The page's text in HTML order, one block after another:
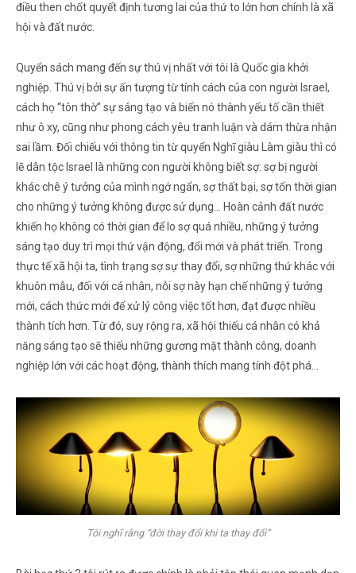
điều then chốt quyết định tương lai của thứ to lớn hơn chính là xã
hội và đất nước.
Quyển sách mang đến sự thú vị nhất với tôi là Quốc gia khởi
nghiệp. Thú vị bởi sự ấn tượng từ tính cách của con người Israel,
cách họ “tôn thờ” sự sáng tạo và biến nó thành yếu tố cần thiết
như ô xy, cũng như phong cách yêu tranh luận và dám thừa nhận
sai lầm. Đối chiếu với thông tin từ quyển Nghĩ giàu Làm giàu thì có
lẽ dân tộc Israel là những con người không biết sợ: sợ bị người
khác chê ý tưởng của mình ngớ ngẩn, sợ thất bại, sợ tốn thời gian
cho những ý tưởng không được sử dụng… Hoàn cảnh đất nước
khiến họ không có thời gian để lo sợ quá nhiều, những ý tưởng
sáng tạo duy trì mọi thứ vận động, đổi mới và phát triển. Trong
thực tế xã hội ta, tình trạng sợ sự thay đổi, sợ những thứ khác với
khuôn mẫu, đối với cá nhân, nỗi sợ này hạn chế những ý tưởng
mới, cách thức mới để xử lý công việc tốt hơn, đạt được nhiều
thành tích hơn. Từ đó, suy rộng ra, xã hội thiếu cá nhân có khả
năng sáng tạo sẽ thiếu những gương mặt thành công, doanh
nghiệp lớn với các hoạt động, thành thích mang tính đột phá…
Tôi nghĩ rằng “đời thay đổi khi ta thay đổi”